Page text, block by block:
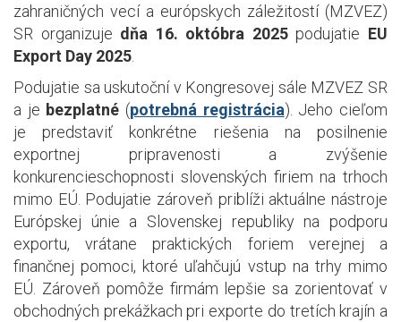
zahraničných vecí a európskych záležitostí (MZVEZ)
SR organizuje dňa 16. októbra 2025podujatie EU
Export Day 2025
Podujatie sa uskutoční v Kongresovej sále MZVEZ SR
a je bezplatné (potrebná registrácia). Jeho cieľom
je predstaviť konkrétne riešenia na posilnenie
exportnej pripravenosti a zvýšenie
konkurencieschopnosti slovenských firiem na trhoch
mimo EÚ. Podujatie zároveň priblíži aktuálne nástroje
Európskej únie a Slovenskej republiky na podporu
exportu, vrátane praktických foriem verejnej a
finančnej pomoci, ktoré uľahčujú vstup na trhy mimo
EÚ. Zároveň pomôže firmám lepšie sa zorientovať v
obchodných prekážkach pri exporte do tretích krajín a